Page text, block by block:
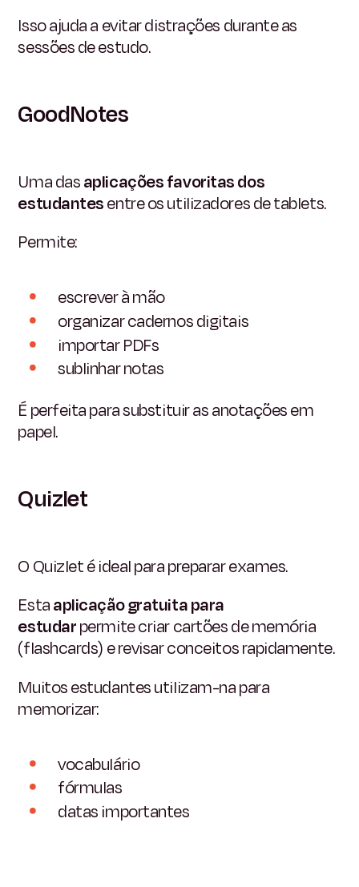
Isso ajuda a evitar distrações durante as
sessões de estudo.
GoodNotes
Uma dasaplicações favoritas dos
estudantesentre os utilizadores de tablets.
Permite:
escrever à mão
organizar cadernos digitais
importar PDFs
sublinhar notas
É perfeita para substituir as anotações em
papel.
Quizlet
O Quizlet é ideal para preparar exames.
Estaaplicação gratuita para
estudarpermite criar cartões de memória
(flashcards) e revisar conceitos rapidamente.
Muitos estudantes utilizam-na para
memorizar:
vocabulário
fórmulas
datas importantes